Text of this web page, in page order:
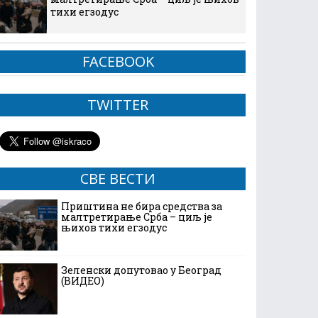
тихи егзодус
FACEBOOK
TWITTER
СВЕ ВЕСТИ
Приштина не бира средства за
малтретирање Срба – циљ је
њихов тихи егзодус
Зеленски допутовао у Београд
(ВИДЕО)